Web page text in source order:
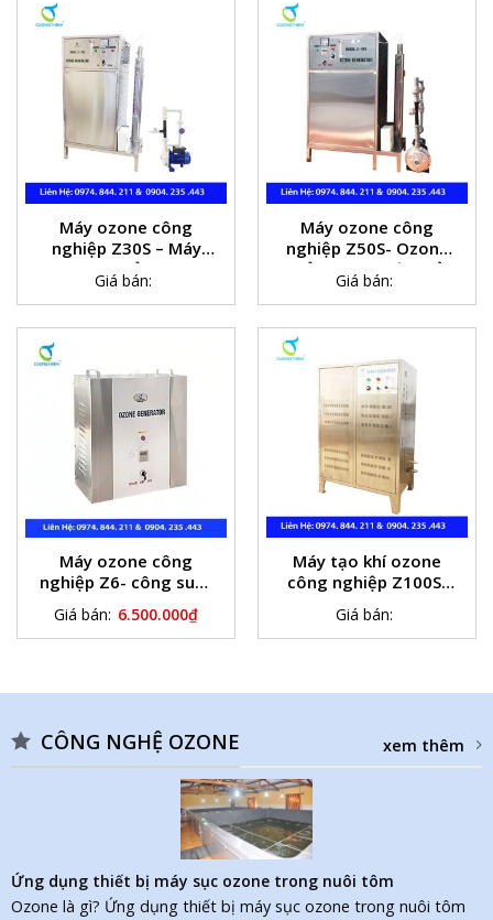
Máy ozone công
nghiệp Z30S – Máy
ozone khử trùng
nước bể bơi
Giá bán:
Máy ozone công
nghiệp Z50S- Ozone
khử trùng nước thải
Giá bán:
Máy ozone công
nghiệp Z6- công suất
Giá bán: 6.500.000₫
Máy tạo khí ozone
công nghiệp Z100S(
Giá bán:
CÔNG NGHỆ OZONE xem thêm
Ứng dụng thiết bị máy sục ozone trong nuôi tôm
Ozone là gì? Ứng dụng thiết bị máy sục ozone trong nuôi tôm